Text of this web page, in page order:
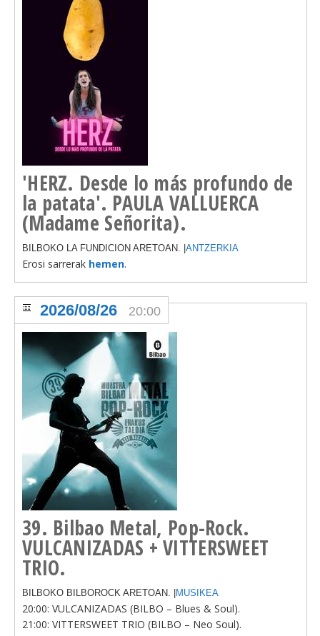
'HERZ. Desde lo más profundo de
la patata'. PAULA VALLUERCA
(Madame Señorita).
BILBOKO LA FUNDICION ARETOAN. | ANTZERKIA
Erosi sarrerak hemen.
39. Bilbao Metal, Pop-Rock.
VULCANIZADAS + VITTERSWEET
TRIO.
2026/08/26 20:00
BILBOKO BILBOROCK ARETOAN. | MUSIKEA
20:00: VULCANIZADAS (BILBO – Blues & Soul).
21:00: VITTERSWEET TRIO (BILBO – Neo Soul).